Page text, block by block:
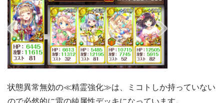
状態異常無効の≪精霊強化≫は、ミコトしか持っていない
ので必然的に雷の純属性デッキになっています。